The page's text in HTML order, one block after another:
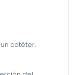
catéter.